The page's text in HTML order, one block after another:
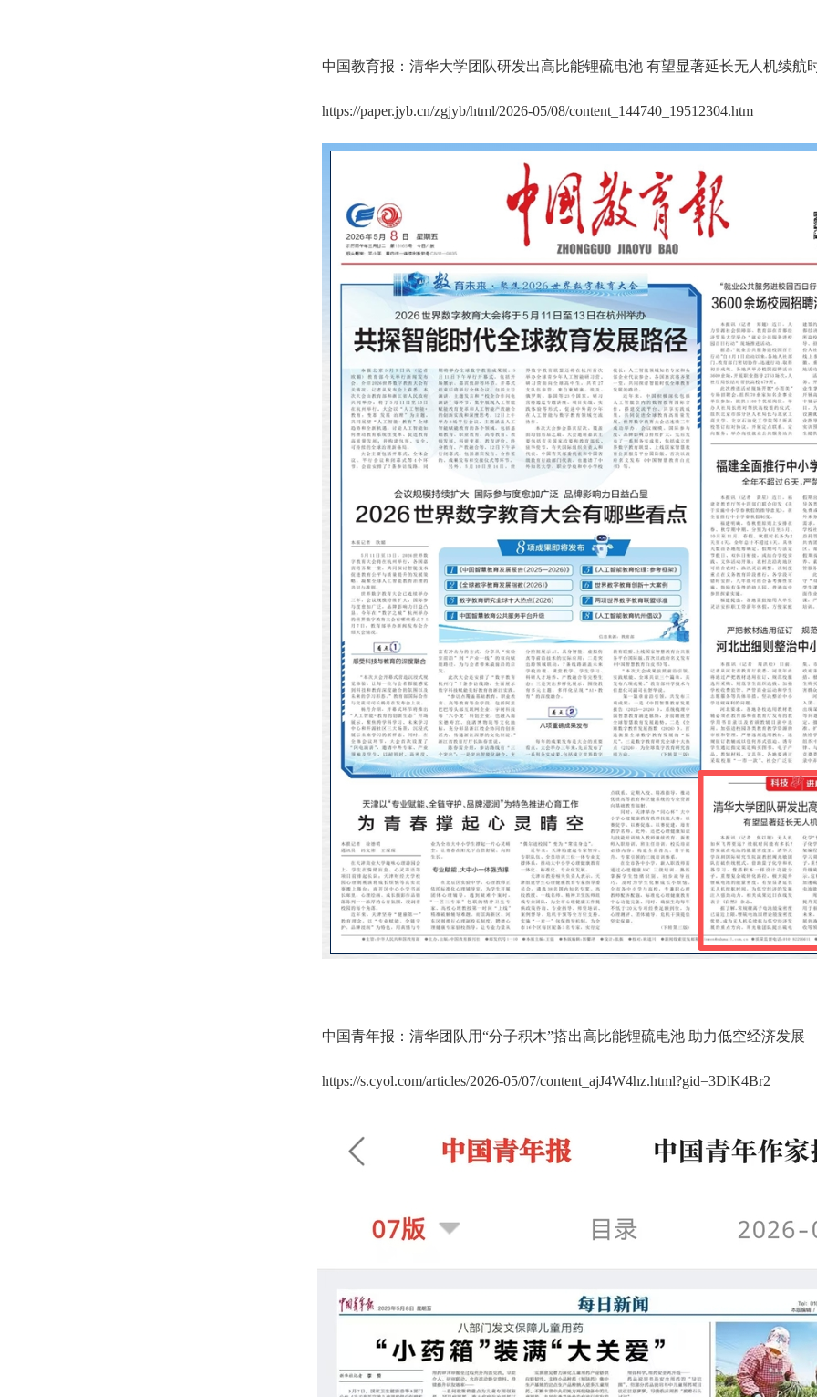
中国教育报：清华大学团队研发出高比能锂硫电池 有望显著延长无人机续航
https://paper.jyb.cn/zgjyb/html/2026-05/08/content_144740_19512304.htm
中国青年报：清华团队用“分子积木”搭出高比能锂硫电池 助力低空经济发展
https://s.cyol.com/articles/2026-05/07/content_ajJ4W4hz.html?gid=3DlK4Br2